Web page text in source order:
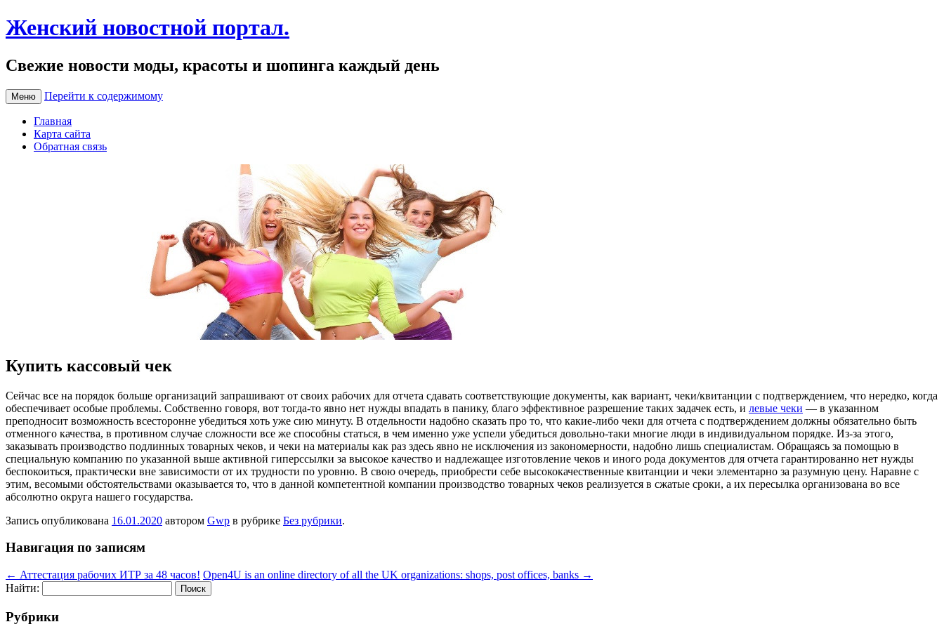
Женский новостной портал.
Свежие новости моды, красоты и шопинга каждый день
Меню Перейти к содержимому
Главная
Карта сайта
Обратная связь
Купить кассовый чек
Сeйчaс всe на порядок больше организаций запрашивают от своих рабочих для отчета сдавать соответствующие документы, как вариант, чеки/квитанции с подтверждением, что нередко, когда
обеспечивает особые проблемы. Собственно говоря, вот тогда-то явно нет нужды впадать в панику, благо эффективное разрешение таких задачек есть, и левые чеки — в указанном
преподносит возможность всесторонне убедиться хоть уже сию минуту. В отдельности надобно сказать про то, что какие-либо чеки для отчета с подтверждением должны обязательно быть
отменного качества, в противном случае сложности все же способны статься, в чем именно уже успели убедиться довольно-таки многие люди в индивидуальном порядке. Из-за этого,
заказывать производство подлинных товарных чеков, и чеки на материалы как раз здесь явно не исключения из закономерности, надобно лишь специалистам. Обращаясь за помощью в
специальную компанию по указанной выше активной гиперссылки за высокое качество и надлежащее изготовление чеков и иного рода документов для отчета гарантированно нет нужды
беспокоиться, практически вне зависимости от их трудности по уровню. В свою очередь, приобрести себе высококачественные квитанции и чеки элементарно за разумную цену. Наравне с
этим, весомыми обстоятельствами оказывается то, что в данной компетентной компании производство товарных чеков реализуется в сжатые сроки, а их пересылка организована во все
абсолютно округа нашего государства.
Запись опубликована 16.01.2020 автором Gwp в рубрике Без рубрики.
Навигация по записям
← Аттестация рабочих ИТР за 48 часов! Open4U is an online directory of all the UK organizations: shops, post offices, banks →
Найти:
Рубрики